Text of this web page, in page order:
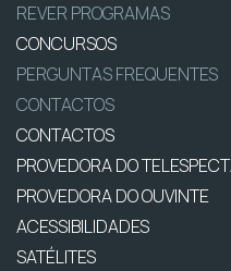
REVER PROGRAMAS
CONCURSOS
PERGUNTAS FREQUENTES
CONTACTOS
CONTACTOS
PROVEDORA DO
PROVEDORA DO OUVINTE
ACESSIBILIDADES
SATÉLITES